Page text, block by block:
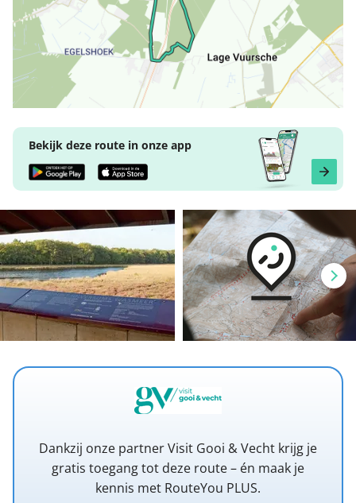
Bekijk deze route in onze app
Dankzij onze partner Visit Gooi & Vecht krijg je
gratis toegang tot deze route – én maak je
kennis met RouteYou PLUS.